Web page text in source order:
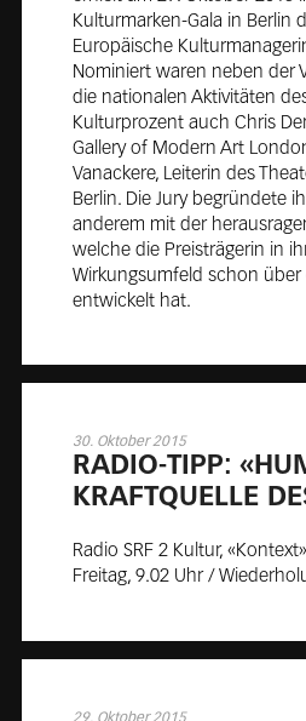
Kulturmarken-Gala in Berlin
Europäische
Nominiert waren neben der
die nationalen Aktivitäten
Kulturprozent auch Chris
Gallery of Modern Art
Vanackere, Leiterin des
Berlin. Die Jury begründete
anderem mit der
welche die Preisträgerin in
Wirkungsumfeld schon über
entwickelt hat.
30. Oktober 2015
RA­DIO-TIPP:
KRAFT­QUELLE
Radio SRF 2 Kultur,
Freitag, 9.02 Uhr /